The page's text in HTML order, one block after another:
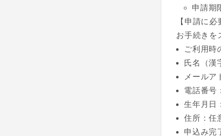
申請期
【申請に
お手続きを
ご利用時
氏名（漢
メールア
電話番号
生年月日
住所：任
申込み完